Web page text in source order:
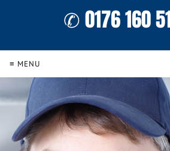
✆ 0176 160
≡ MENU